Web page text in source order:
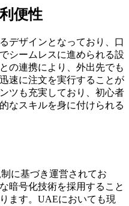
便性
デザインとなっており、口
シームレスに進められる設
の連携により、外出先でも
速に注文を実行することが
ツも充実しており、初心者
なスキルを身に付けられる
に基づき運営されてお
暗号化技術を採用すること
ます。UAEにおいても現